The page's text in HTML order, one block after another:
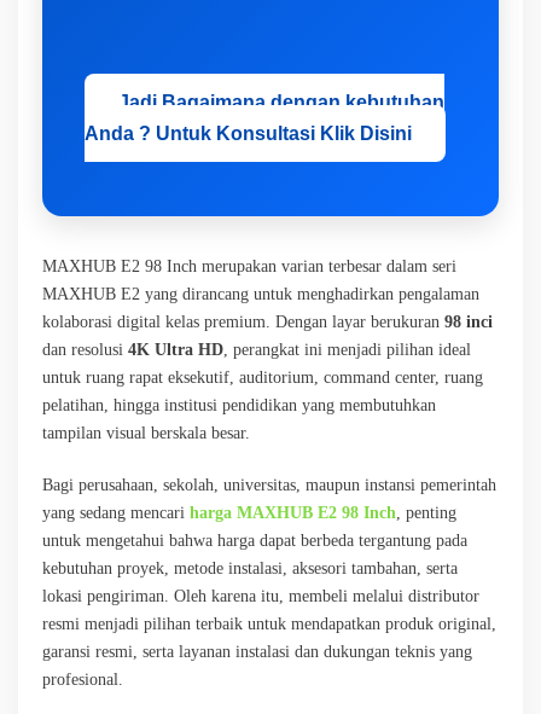
Jadi Bagaimana dengan kebutuhan
Anda ? Untuk Konsultasi Klik Disini
MAXHUB E2 98 Inch merupakan varian terbesar dalam seri
MAXHUB E2 yang dirancang untuk menghadirkan pengalaman
kolaborasi digital kelas premium. Dengan layar berukuran 98 inci
dan resolusi 4K Ultra HD , perangkat ini menjadi pilihan ideal
untuk ruang rapat eksekutif, auditorium, command center, ruang
pelatihan, hingga institusi pendidikan yang membutuhkan
tampilan visual berskala besar.
Bagi perusahaan, sekolah, universitas, maupun instansi pemerintah
yang sedang mencari harga MAXHUB E2 98 Inch , penting
untuk mengetahui bahwa harga dapat berbeda tergantung pada
kebutuhan proyek, metode instalasi, aksesori tambahan, serta
lokasi pengiriman. Oleh karena itu, membeli melalui distributor
resmi menjadi pilihan terbaik untuk mendapatkan produk original,
garansi resmi, serta layanan instalasi dan dukungan teknis yang
profesional.